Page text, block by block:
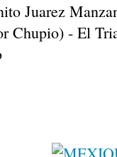
Juarez
Chupio) - El